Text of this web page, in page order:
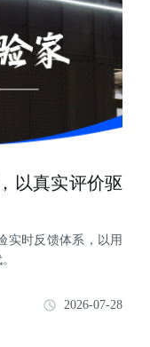
以真实评价驱
实时反馈体系，以用
2026-07-28